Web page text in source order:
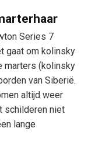
Series 7
gaat om kolinsky
marters (kolinsky
van Siberië.
altijd weer
schilderen niet
lange